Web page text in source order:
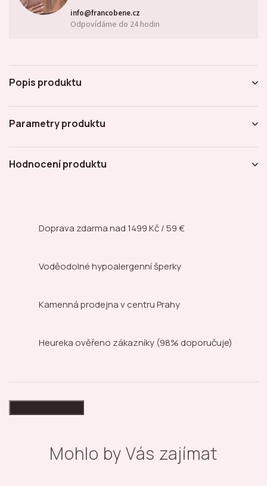
info@francobene.cz
Odpovídáme do 24 hodin
Popis produktu
Parametry produktu
Hodnocení produktu
Doprava zdarma nad1499 Kč / 59 €
Voděodolné hypoalergenní šperky
Kamenná prodejnav centru Prahy
Heureka ověřeno zákazníky (98% doporučuje)
Mohlo by Vás zajímat